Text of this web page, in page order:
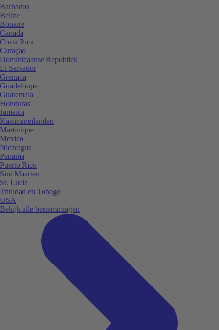
Barbados
Belize
Bonaire
Canada
Costa Rica
Curaçao
Dominicaanse Republiek
El Salvador
Grenada
Guadeloupe
Guatemala
Honduras
Jamaica
Kaaimaneilanden
Martinique
Mexico
Nicaragua
Panama
Puerto Rico
Sint Maarten
St. Lucia
Trinidad en Tobago
USA
Bekijk alle bestemmingen